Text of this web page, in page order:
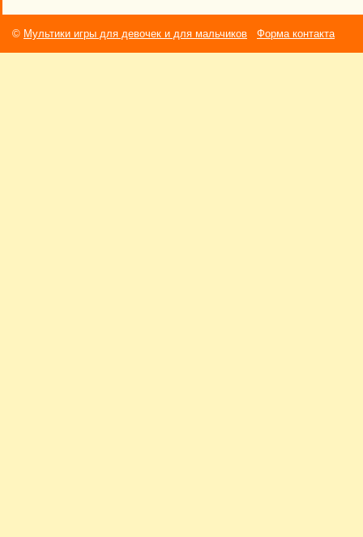
© Мультики игры для девочек и для мальчиков Форма контакта